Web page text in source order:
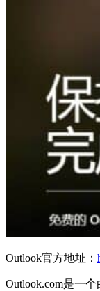
Outlook官方地址：
Outlook.com是一